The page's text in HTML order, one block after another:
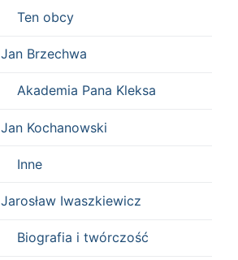
Ten obcy
Jan Brzechwa
Akademia Pana Kleksa
Jan Kochanowski
Inne
Jarosław Iwaszkiewicz
Biografia i twórczość